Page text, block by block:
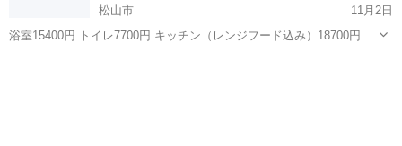
松山市
11月2日
浴室15400円 トイレ7700円 キッチン（レンジフード込み）18700円 エ